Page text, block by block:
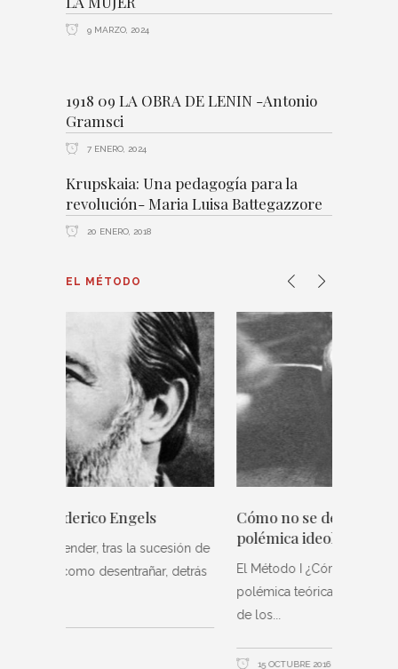
9 MARZO, 2024
1918 09 LA OBRA DE LENIN -Antonio
Gramsci
7 ENERO, 2024
Krupskaia: Una pedagogía para la
revolución- Maria Luisa Battegazzore
20 ENERO, 2018
EL MÉTODO
Cómo no se debe llevar a cabo la
El Método I ¿Cómo debe conducirse la
polémica teórica, el análisis y la elaboración